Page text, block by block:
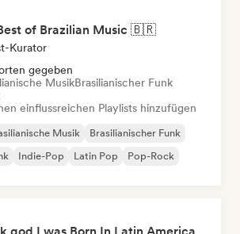
of Brazilian Music 🇧🇷
Kurator
gegeben
MusikBrasilianischer Funk
einflussreichen Playlists hinzufügen
Musik
Brasilianischer Funk
Indie-Pop Latin Pop Pop-Rock